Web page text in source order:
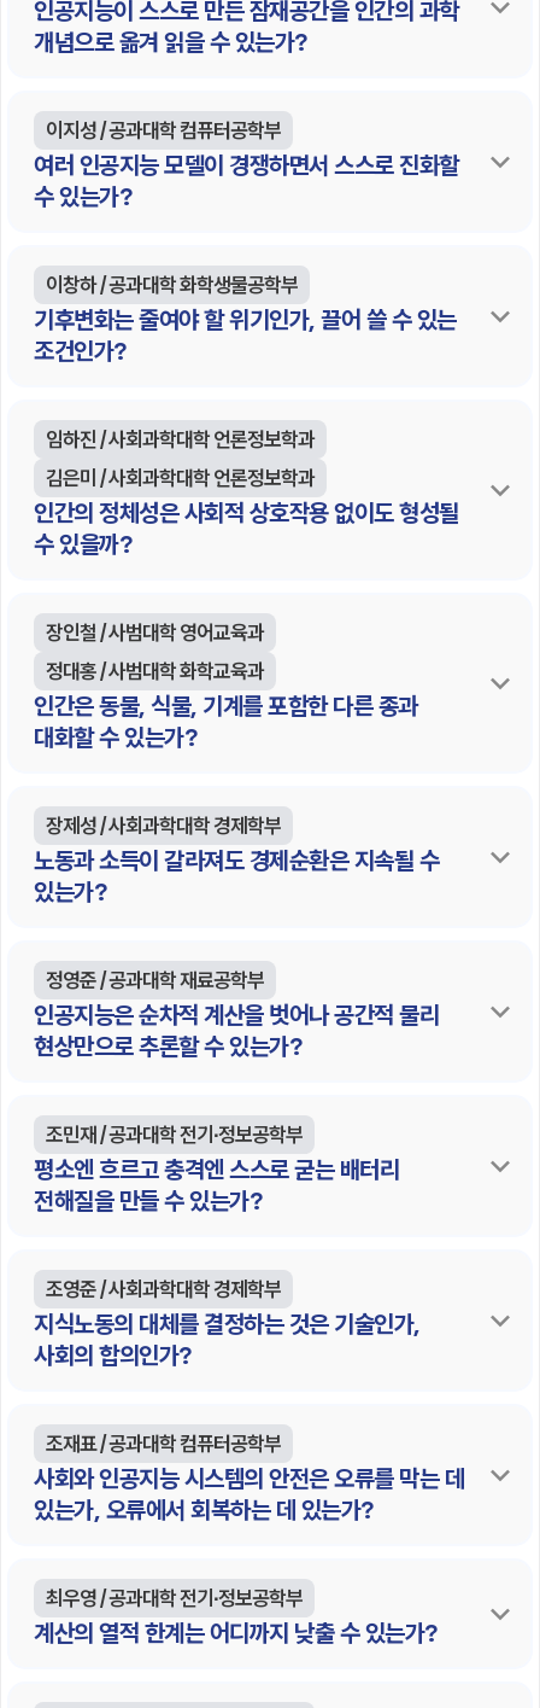
인공지능이 스스로 만든 잠재공간을 인간의 과학
개념으로 옮겨 읽을 수 있는가?
여러 인공지능 모델이 경쟁하면서 스스로 진화할
수 있는가?
이지성 / 공과대학 컴퓨터공학부
기후변화는 줄여야 할 위기인가, 끌어 쓸 수 있는
조건인가?
이창하 / 공과대학 화학생물공학부
인간의 정체성은 사회적 상호작용 없이도 형성될
수 있을까?
임하진 / 사회과학대학 언론정보학과
김은미 / 사회과학대학 언론정보학과
인간은 동물, 식물, 기계를 포함한 다른 종과
대화할 수 있는가?
장인철 / 사범대학 영어교육과
정대홍 / 사범대학 화학교육과
노동과 소득이 갈라져도 경제순환은 지속될 수
있는가?
장제성 / 사회과학대학 경제학부
인공지능은 순차적 계산을 벗어나 공간적 물리
현상만으로 추론할 수 있는가?
정영준 / 공과대학 재료공학부
평소엔 흐르고 충격엔 스스로 굳는 배터리
전해질을 만들 수 있는가?
조민재 / 공과대학 전기∙정보공학부
지식노동의 대체를 결정하는 것은 기술인가,
사회의 합의인가?
조영준 / 사회과학대학 경제학부
사회와 인공지능 시스템의 안전은 오류를 막는 데
있는가, 오류에서 회복하는 데 있는가?
조재표 / 공과대학 컴퓨터공학부
계산의 열적 한계는 어디까지 낮출 수 있는가?
최우영 / 공과대학 전기∙정보공학부